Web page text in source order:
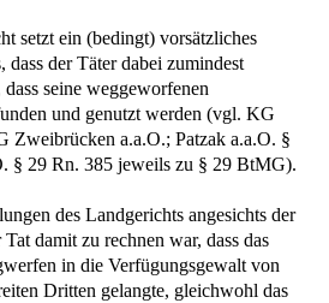
setzt ein (bedingt) vorsätzliches
der Täter dabei zumindest
seine weggeworfenen
und genutzt werden (vgl. KG
Zweibrücken a.a.O.; Patzak a.a.O. §
§ 29 Rn. 385 jeweils zu § 29 BtMG).
des Landgerichts angesichts der
damit zu rechnen war, dass das
in die Verfügungsgewalt von
Dritten gelangte, gleichwohl das